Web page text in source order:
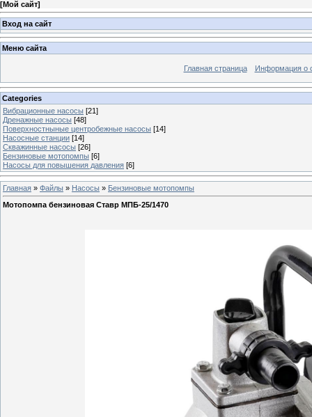
[Мой сайт]
Вход на сайт
Меню сайта
Главная страница Информация о
Categories
Вибрационные насосы [21]
Дренажные насосы [48]
Поверхностныные центробежные насосы [14]
Насосные станции [14]
Скважинные насосы [26]
Бензиновые мотопомпы [6]
Насосы для повышения давления [6]
Главная » Файлы » Насосы » Бензиновые мотопомпы
Мотопомпа бензиновая Ставр МПБ-25/1470